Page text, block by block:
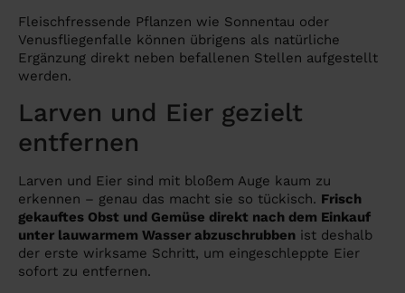
Fleischfressende Pflanzen wie Sonnentau oder
Venusfliegenfalle können übrigens als natürliche
Ergänzung direkt neben befallenen Stellen aufgestellt
werden.
Larven und Eier gezielt
entfernen
Larven und Eier sind mit bloßem Auge kaum zu
erkennen – genau das macht sie so tückisch. Frisch
gekauftes Obst und Gemüse direkt nach dem Einkauf
unter lauwarmem Wasser abzuschrubben ist deshalb
der erste wirksame Schritt, um eingeschleppte Eier
sofort zu entfernen.